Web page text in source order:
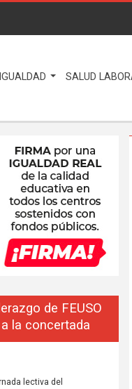
SALUD
de FEUSO
la concertada
lectiva del